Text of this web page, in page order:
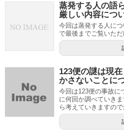
蒸発する人の語
厳しい内容につ
今回は蒸発する人に
で最後までご覧いただ
123便の謎は現
かさないことに
今回は123便の事故に
に何回か調べていき
ら考えていきますので